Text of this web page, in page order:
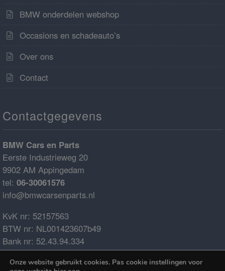
BMW onderdelen webshop
Occasions en schadeauto’s
Over ons
Contact
Contactgegevens
BMW Cars en Parts
Eerste Industrieweg 20
9902 AM Appingedam
tel: 06-30061576
info@bmwcarsenparts.nl
KvK nr: 52157563
BTW nr: NL001423607b49
Bank nr: 52.43.94.334
IBAN: NL68ABNA0524394334
BIC: ABNANL2A
Onze website gebruikt cookies. Pas cookie instellingen voor